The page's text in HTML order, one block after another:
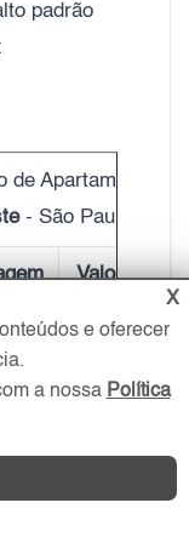
padrão
Apartamentos
- São Paulo
Valor do m²
R$ 5.820,00
R$ 5.900,00
R$ 6.290,00
X
e oferecer
a nossa Política